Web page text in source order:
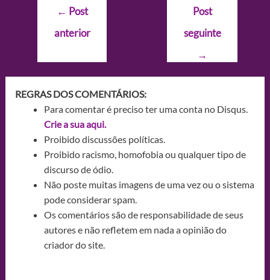
Navegação
Post
← Post
anterior
Post
seguinte
→
REGRAS DOS COMENTÁRIOS:
Para comentar é preciso ter uma conta no Disqus.
Crie a sua aqui.
Proibido discussões políticas.
Proibido racismo, homofobia ou qualquer tipo de
discurso de ódio.
Não poste muitas imagens de uma vez ou o sistema
pode considerar spam.
Os comentários são de responsabilidade de seus
autores e não refletem em nada a opinião do
criador do site.